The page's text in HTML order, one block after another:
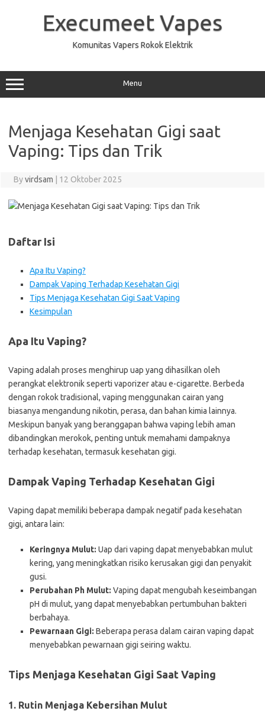
Execumeet Vapes
Komunitas Vapers Rokok Elektrik
Menu
Menjaga Kesehatan Gigi saat
Vaping: Tips dan Trik
Byvirdsam 12 Oktober 2025
Daftar Isi
Apa Itu Vaping?
Dampak Vaping Terhadap Kesehatan Gigi
Tips Menjaga Kesehatan Gigi Saat Vaping
Kesimpulan
Apa Itu Vaping?
Vaping adalah proses menghirup uap yang dihasilkan oleh
perangkat elektronik seperti vaporizer atau e-cigarette. Berbeda
dengan rokok tradisional, vaping menggunakan cairan yang
biasanya mengandung nikotin, perasa, dan bahan kimia lainnya.
Meskipun banyak yang beranggapan bahwa vaping lebih aman
dibandingkan merokok, penting untuk memahami dampaknya
terhadap kesehatan, termasuk kesehatan gigi.
Dampak Vaping Terhadap Kesehatan Gigi
Vaping dapat memiliki beberapa dampak negatif pada kesehatan
gigi, antara lain:
Keringnya Mulut: Uap dari vaping dapat menyebabkan mulut
kering, yang meningkatkan risiko kerusakan gigi dan penyakit
gusi.
Perubahan Ph Mulut: Vaping dapat mengubah keseimbangan
pH di mulut, yang dapat menyebabkan pertumbuhan bakteri
berbahaya.
Pewarnaan Gigi: Beberapa perasa dalam cairan vaping dapat
menyebabkan pewarnaan gigi seiring waktu.
Tips Menjaga Kesehatan Gigi Saat Vaping
1. Rutin Menjaga Kebersihan Mulut